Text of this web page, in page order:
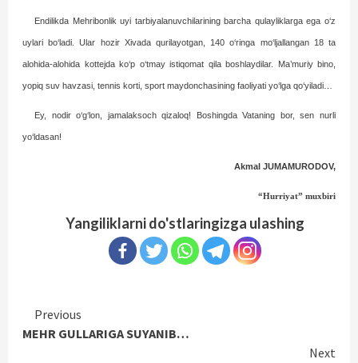
Endilikda Mehribonlik uyi tarbiyalanuvchilarining barcha qulayliklarga ega o‘z
uylari bo‘ladi. Ular hozir Xivada qurilayotgan, 140 o‘ringa mo‘ljallangan 18 ta
alohida-alohida kottejda ko‘p o‘tmay istiqomat qila boshlaydilar. Ma’muriy bino,
yopiq suv havzasi, tennis korti, sport maydonchasining faoliyati yo‘lga qo‘yiladi…
Ey, nodir o‘g‘lon, jamalaksoch qizaloq! Boshingda Vataning bor, sen nurli
yo‘ldasan!
Akmal JUMAMURODOV,
“Hurriyat” muxbiri
Yangiliklarni do'stlaringizga ulashing
Continue
Reading
Previous
MEHR GULLARIGA SUYANIB…
Next